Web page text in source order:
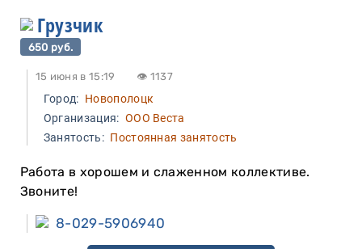
Грузчик
650 руб.
15 июня в 15:19 👁 1137
Город: Новополоцк
Организация: ООО Веста
Занятость:Постоянная занятость
Работа в хорошем и слаженном коллективе.
Звоните!
8-029-5906940